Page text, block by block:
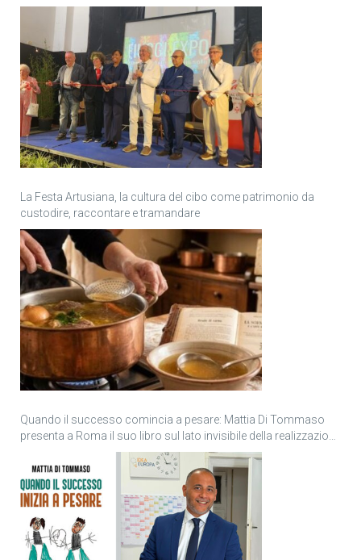
La Festa Artusiana, la cultura del cibo come patrimonio da
custodire, raccontare e tramandare
Quando il successo comincia a pesare: Mattia Di Tommaso
presenta a Roma il suo libro sul lato invisibile della realizzazione